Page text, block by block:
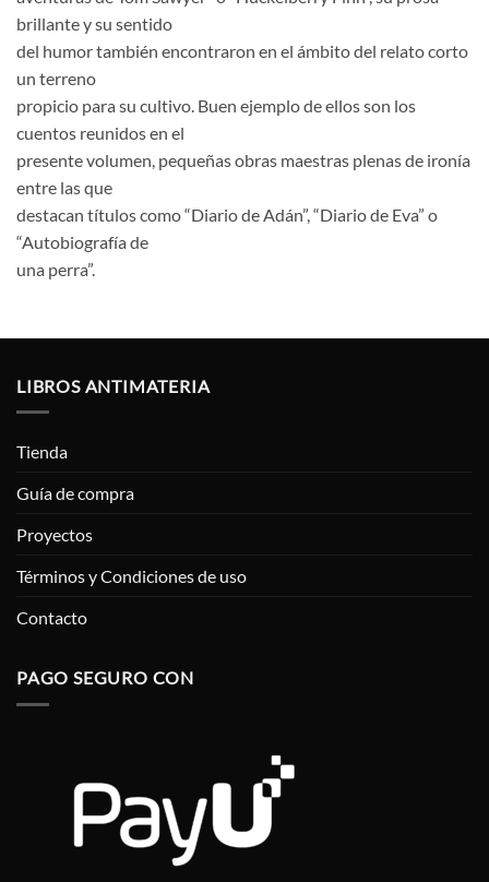
brillante y su sentido
del humor también encontraron en el ámbito del relato corto
un terreno
propicio para su cultivo. Buen ejemplo de ellos son los
cuentos reunidos en el
presente volumen, pequeñas obras maestras plenas de ironía
entre las que
destacan títulos como “Diario de Adán”, “Diario de Eva” o
“Autobiografía de
una perra”.
LIBROS ANTIMATERIA
Tienda
Guía de compra
Proyectos
Términos y Condiciones de uso
Contacto
PAGO SEGURO CON